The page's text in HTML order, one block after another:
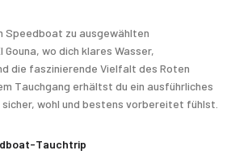
Speedboat zu ausgewählten
Gouna, wo dich klares Wasser,
die faszinierende Vielfalt des Roten
Tauchgang erhältst du ein ausführliches
wohl und bestens vorbereitet fühlst.
Tauchtrip